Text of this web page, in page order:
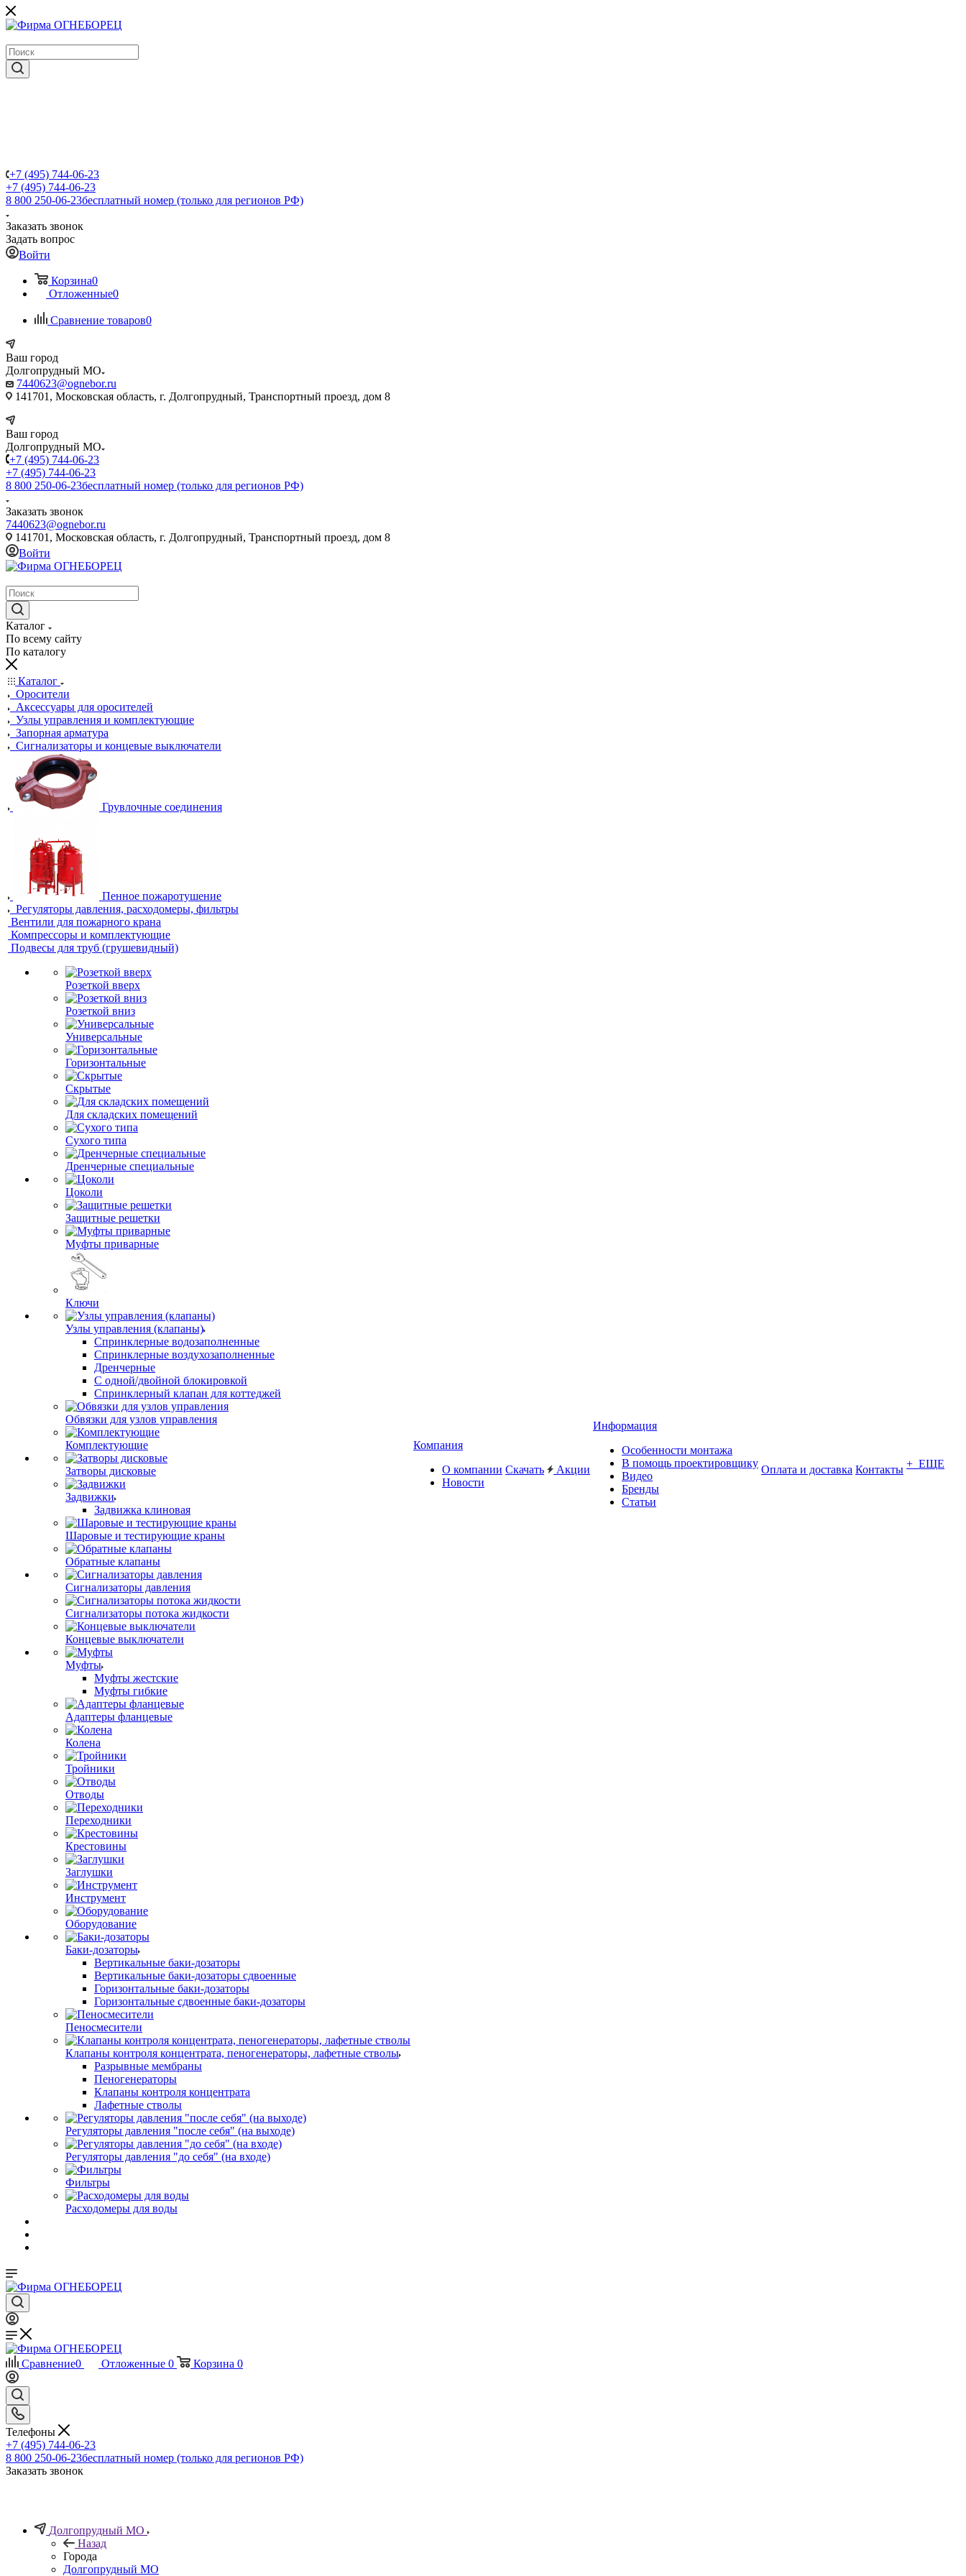
+7 (495) 744-06-23
+7 (495) 744-06-23
8 800 250-06-23бесплатный номер (только для регионов РФ)
Заказать звонок
Задать вопрос
Войти
Корзина0
Отложенные0
Сравнение товаров0
Ваш город
Долгопрудный МО
7440623@ognebor.ru
141701, Московская область, г. Долгопрудный, Транспортный проезд, дом 8
Ваш город
Долгопрудный МО
+7 (495) 744-06-23
+7 (495) 744-06-23
8 800 250-06-23бесплатный номер (только для регионов РФ)
Заказать звонок
7440623@ognebor.ru
141701, Московская область, г. Долгопрудный, Транспортный проезд, дом 8
Войти
Каталог
По всему сайту
По каталогу
Каталог
Оросители
Аксессуары для оросителей
Узлы управления и комплектующие
Запорная арматура
Сигнализаторы и концевые выключатели
Грувлочные соединения
Пенное пожаротушение
Регуляторы давления, расходомеры, фильтры
Вентили для пожарного крана
Компрессоры и комплектующие
Подвесы для труб (грушевидный)
Розеткой вверх
Розеткой вниз
Универсальные
Горизонтальные
Скрытые
Для складских помещений
Сухого типа
Дренчерные специальные
Цоколи
Защитные решетки
Муфты приварные
Ключи
Узлы управления (клапаны)
Спринклерные водозаполненные
Спринклерные воздухозаполненные
Дренчерные
С одной/двойной блокировкой
Спринклерный клапан для коттеджей
Обвязки для узлов управления
Комплектующие
Затворы дисковые
Задвижки
Задвижка клиновая
Шаровые и тестирующие краны
Обратные клапаны
Сигнализаторы давления
Сигнализаторы потока жидкости
Концевые выключатели
Муфты
Муфты жестские
Муфты гибкие
Адаптеры фланцевые
Колена
Тройники
Отводы
Переходники
Крестовины
Заглушки
Инструмент
Оборудование
Баки-дозаторы
Вертикальные баки-дозаторы
Вертикальные баки-дозаторы сдвоенные
Горизонтальные баки-дозаторы
Горизонтальные сдвоенные баки-дозаторы
Пеносмесители
Клапаны контроля концентрата, пеногенераторы, лафетные стволы
Разрывные мембраны
Пеногенераторы
Клапаны контроля концентрата
Лафетные стволы
Регуляторы давления "после себя" (на выходе)
Регуляторы давления "до себя" (на входе)
Фильтры
Расходомеры для воды
Компания
О компании
Новости
Скачать Акции
Информация
Особенности монтажа
В помощь проектировщику
Видео
Бренды
Статьи
Оплата и доставка Контакты + ЕЩЕ
Сравнение0 Отложенные 0 Корзина 0
Телефоны
+7 (495) 744-06-23
8 800 250-06-23бесплатный номер (только для регионов РФ)
Заказать звонок
Долгопрудный МО
Назад
Города
Долгопрудный МО